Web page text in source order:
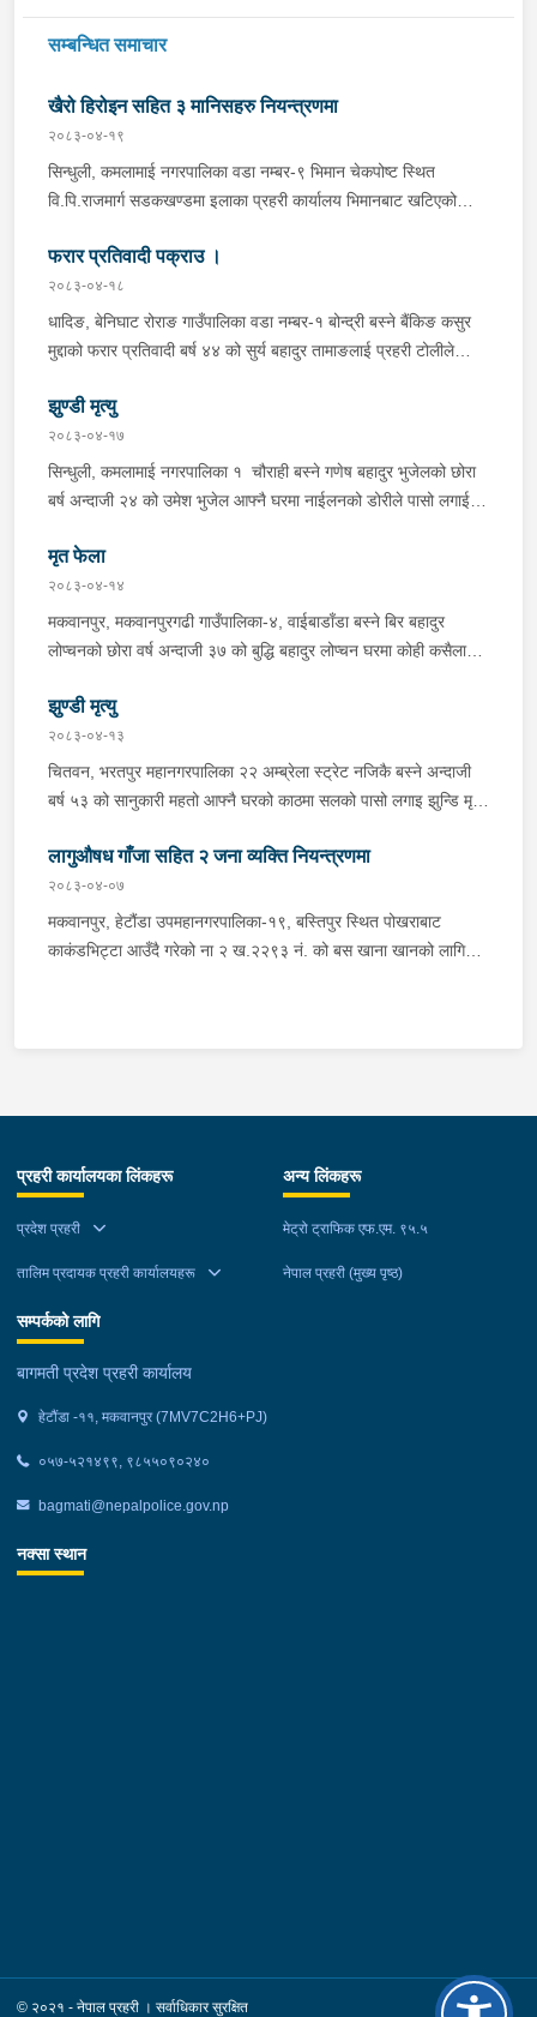
सम्बन्धित समाचार
खैरो हिरोइन सहित ३ मानिसहरु नियन्त्रणमा
२०८३-०४-१९
सिन्धुली, कमलामाई नगरपालिका वडा नम्बर-९ भिमान चेकपोष्ट स्थित
वि.पि.राजमार्ग सडकखण्डमा इलाका प्रहरी कार्यालय भिमानबाट खटिएको
बर्दिवासको संयुक्त टोलीले मोरङबाट काठमाण्डौ तर्फ जाँदै गरेको चालक
सिन्धुली कमलामाई नगरपालिका वडा नम्बर- १२ बस्ने बर्ष अन्दाजी-२९ को
चन्द्र बहादुर माझीले चलाएको म.प्र. व०४-००१ ज ००८६ नं. को
यात्रुबाहक E.V. हायसमा सवार जिल्ला सिराह मिर्चैया नगरपालिका-५ बस्ने
ल्याएको तरकारीको बोरा भित्र डब्बामा प्लास्टिकले पोका पारी लुकाई छिपाई
ल्याएको लागु औषध खैरो हिरोइन जस्तो देखिने गिलो पदार्थ ४५.१९० फेला
पारी नियन्त्रणमा लिई सोधपुछ गर्दा पछाडी मोटरसाइकलमा सवार चालक
अभिषेक कुमार साह र सवार राहुल कुमार मण्डलले उक्त सामान दिई पठाएको
भनि खुल्न आएको हुँदा मोटरसाइकल सहित निजहरुलाई नियन्त्रणमा लिई थप
अनुसन्धान कार्य भईरहेको ।
फरार प्रतिवादी पक्राउ ।
२०८३-०४-१८
धादिङ, बेनिघाट रोराङ गाउँपालिका वडा नम्बर-१ बोन्द्री बस्ने बैंकिङ कसुर
मुद्दाको फरार प्रतिवादी बर्ष ४४ को सुर्य बहादुर तामाङलाई प्रहरी टोलीले
झुण्डी मृत्यु
२०८३-०४-१७
सिन्धुली, कमलामाई नगरपालिका १ चौराही बस्ने गणेष बहादुर भुजेलको छोरा
बर्ष अन्दाजी २४ को उमेश भुजेल आफ्नै घरमा नाईलनको डोरीले पासो लगाई
घटनास्थलमा मुचुल्का सहित थप अनुसन्धान कार्य भइरहेको ।
मृत फेला
२०८३-०४-१४
मकवानपुर, मकवानपुरगढी गाउँपालिका-४, वाईबाडाँडा बस्ने बिर बहादुर
लोप्चनको छोरा वर्ष अन्दाजी ३७ को बुद्धि बहादुर लोप्चन घरमा कोही कसैलाई
मिति २०८३।०४।१४ गते सोहि स्थित कुसुमटार खोल्सामा घोप्टो परी मृत
अवस्थामा फेला परेको । यस घटना सम्बन्धमा थप अनुसन्धान कार्य भईरहेको
छ ।
झुण्डी मृत्यु
२०८३-०४-१३
चितवन, भरतपुर महानगरपालिका २२ अम्ब्रेला स्ट्रेट नजिकै बस्ने अन्दाजी
बर्ष ५३ को सानुकारी महतो आफ्नै घरको काठमा सलको पासो लगाइ झुन्डि मृत्यु
सहित थप अनुसन्धान कार्य भइरहेको ।
लागुऔषध गाँजा सहित २ जना व्यक्ति नियन्त्रणमा
२०८३-०४-०७
मकवानपुर, हेटौंडा उपमहानगरपालिका-१९, बस्तिपुर स्थित पोखराबाट
काकंडभिट्टा आउँदै गरेको ना २ ख.२२९३ नं. को बस खाना खानको लागि
लागुऔषध गाँजा २६ किलोग्राम २० ग्राम फेला परेको । लागुऔषध सहित
समिर मोक्तान र सोहि हेटौंडा उपमहानगरपालिका-१९, बस्तिपुर बस्ने वर्ष
भईरहेको छ ।
प्रहरी कार्यालयका लिंकहरू
प्रदेश प्रहरी
तालिम प्रदायक प्रहरी कार्यालयहरू
अन्य लिंकहरू
मेट्रो ट्राफिक एफ.एम. ९५.५
नेपाल प्रहरी (मुख्य पृष्ठ)
सम्पर्कको लागि
बागमती प्रदेश प्रहरी कार्यालय
हेटौंडा -११, मकवानपुर (7MV7C2H6+PJ)
०५७-५२१४९९, ९८५५०९०२४०
bagmati@nepalpolice.gov.np
नक्सा स्थान
© २०२१ - नेपाल प्रहरी । सर्वाधिकार सुरक्षित